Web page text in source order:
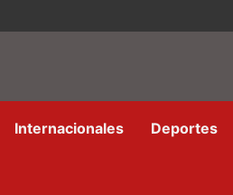
Internacionales Deportes